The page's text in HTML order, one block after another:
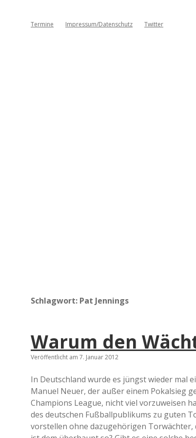
Termine Impressum/Datenschutz Twitter
Schlagwort: Pat Jennings
Warum den
Veröffentlicht am 7. Januar 2012
In Deutschland wurde es jüngst wieder mal
Manuel Neuer, der außer einem Pokalsieg
Champions League, nicht viel vorzuweisen
des deutschen Fußballpublikums zu guten
vorstellen ohne dazugehörigen